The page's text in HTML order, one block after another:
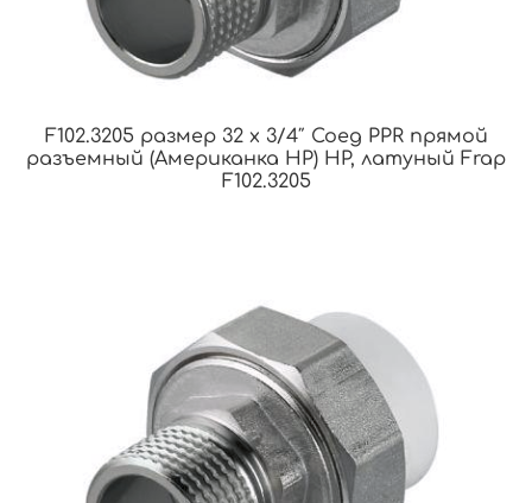
F102.3205 размер 32 x 3/4″ Соед PPR прямой
разъемный (Американка НР) НР, латуный Frap
F102.3205